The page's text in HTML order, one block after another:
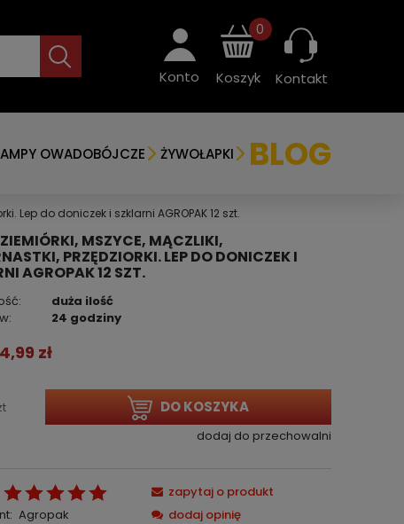
Konto Koszyk
0
Kontakt
OWADOBÓJCZE ŻYWOŁAPKI BLOG
Lep do doniczek i szklarni AGROPAK 12 szt.
ZIEMIÓRKI, MSZYCE, MĄCZLIKI,
PRZĘDZIORKI. LEP DO DONICZEK I
AGROPAK 12 SZT.
duża ilość
24 godziny
zł
DO KOSZYKA
dodaj do przechowalni
Agropak
zapytaj o produkt
dodaj opinię